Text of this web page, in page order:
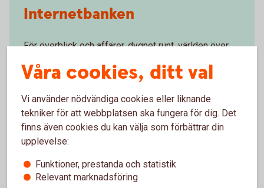
Internetbanken
För överblick och affärer, dygnet runt, världen över.
Internetbanken för företag
Frågor och svar - internetbanken företag
För att se detta innehåll behöver du först
Våra cookies, ditt val
Vi använder nödvändiga cookies eller liknande
tekniker för att webbplatsen ska fungera för dig. Det
finns även cookies du kan välja som förbättrar din
upplevelse:
Funktioner, prestanda och statistik
Relevant marknadsföring